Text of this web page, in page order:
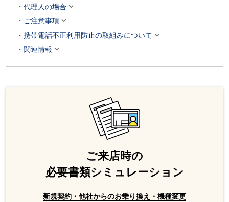
代理人の場合 
ご注意事項
携帯電話不正利用防止の取組みについて 
関連情報 
ご来店時の
必要書類シミュレーション
新規契約・他社からのお乗り換え・機種変更